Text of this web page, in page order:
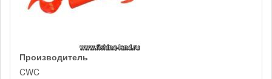
Производитель
CWC